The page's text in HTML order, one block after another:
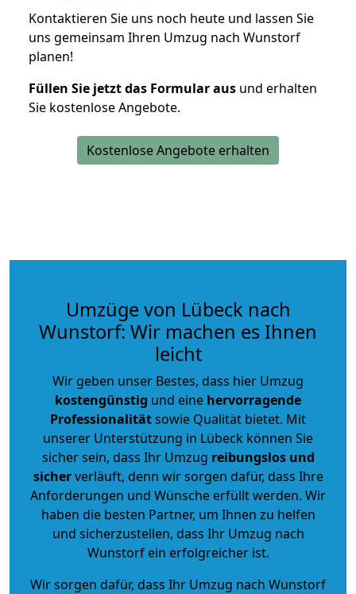
Kontaktieren Sie uns noch heute und lassen Sie
uns gemeinsam Ihren Umzug nach Wunstorf
planen!
Füllen Sie jetzt das Formular aus und erhalten
Sie kostenlose Angebote.
Kostenlose Angebote erhalten
Umzüge von Lübeck nach
Wunstorf: Wir machen es Ihnen
leicht
Wir geben unser Bestes, dass hier Umzug
kostengünstig und eine hervorragende
Professionalitätsowie Qualität bietet. Mit
unserer Unterstützung in Lübeck können Sie
sicher sein, dass Ihr Umzug reibungslos und
sicherverläuft, denn wir sorgen dafür, dass Ihre
Anforderungen und Wünsche erfüllt werden. Wir
haben die besten Partner, um Ihnen zu helfen
und sicherzustellen, dass Ihr Umzug nach
Wunstorf ein erfolgreicher ist.
Wir sorgen dafür, dass Ihr Umzug nach Wunstorf